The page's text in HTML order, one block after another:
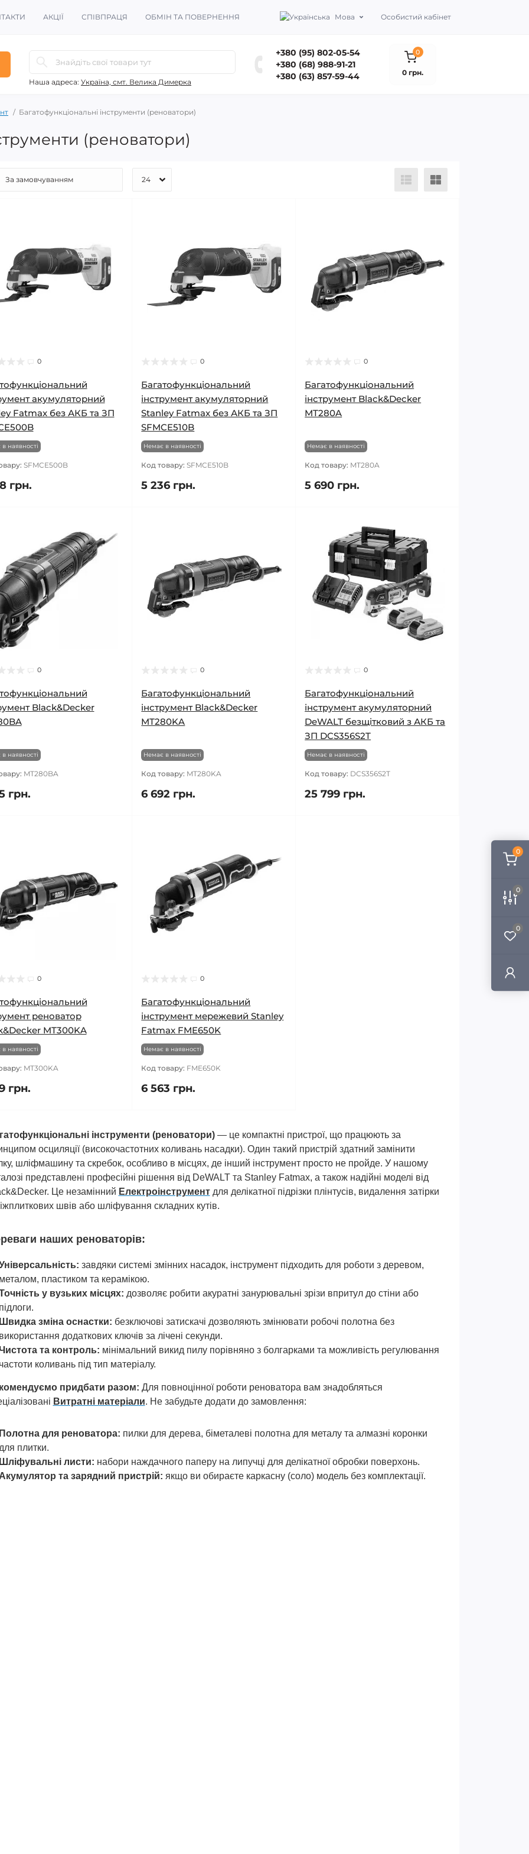
0
0
0
АКЦІЇ СПІВПРАЦЯ ОБМІН ТА ПОВЕРНЕННЯ Мова Особистий кабінет
Наша адреса: Україна, смт. Велика Димерка
+380 (95) 802-05-54
+380 (68) 988-91-21
+380 (63) 857-59-44
0
0 грн.
Багатофункціональні інструменти (реноватори)
(реноватори)
0
акумуляторний
Fatmax без АКБ та ЗП
наявності
SFMCE500B
грн.
0
Багатофункціональний
інструмент акумуляторний
Stanley Fatmax без АКБ та ЗП
SFMCE510B
Немає в наявності
Код товару:SFMCE510B
5 236 грн.
0
Багатофункціональний
інструмент Black&Decker
MT280A
Немає в наявності
Код товару: MT280A
5 690 грн.
0
Black&Decker
наявності
MT280BA
грн.
0
Багатофункціональний
інструмент Black&Decker
MT280KA
Немає в наявності
Код товару: MT280KA
6 692 грн.
0
Багатофункціональний
інструмент акумуляторний
DeWALT безщітковий з АКБ та
ЗП DCS356S2T
Немає в наявності
Код товару: DCS356S2T
25 799 грн.
0
реноватор
MT300KA
наявності
MT300KA
грн.
0
Багатофункціональний
інструмент мережевий Stanley
Fatmax FME650K
Немає в наявності
Код товару: FME650K
6 563 грн.
інструменти (реноватори)— це компактні пристрої, що працюють за
осциляції (високочастотних коливань насадки). Один такий пристрій здатний замінити
шліфмашину та скребок, особливо в місцях, де інший інструмент просто не пройде. У нашому
представлені професійні рішення від DeWALT та Stanley Fatmax, а також надійні моделі від
Це незамінний Електроінструментдля делікатної підрізки плінтусів, видалення затірки
швів або шліфування складних кутів.
наших реноваторів:
завдяки системі змінних насадок, інструмент підходить для роботи з деревом,
металом, пластиком та керамікою.
у вузьких місцях: дозволяє робити акуратні занурювальні зрізи впритул до стіни або
підлоги.
Швидка зміна оснастки: безключові затискачі дозволяють змінювати робочі полотна без
використання додаткових ключів за лічені секунди.
та контроль: мінімальний викид пилу порівняно з болгарками та можливість регулювання
частоти коливань під тип матеріалу.
придбати разом: Для повноцінної роботи реноватора вам знадобляться
Витратні матеріали. Не забудьте додати до замовлення:
Полотна для реноватора: пилки для дерева, біметалеві полотна для металу та алмазні коронки
для плитки.
Шліфувальні листи: набори наждачного паперу на липучці для делікатної обробки поверхонь.
Акумулятор та зарядний пристрій: якщо ви обираєте каркасну (соло) модель без комплектації.